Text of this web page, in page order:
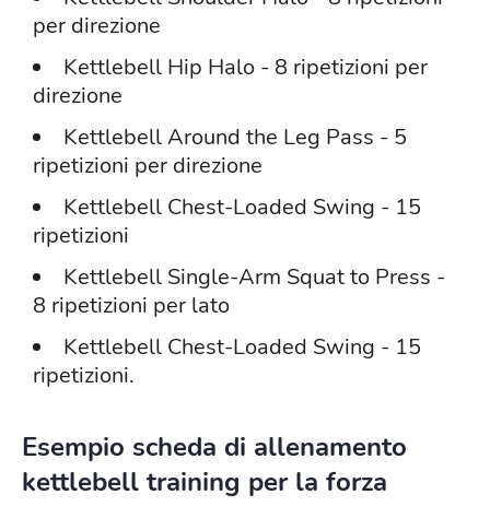
per direzione
Kettlebell Hip Halo - 8 ripetizioni per
direzione
Kettlebell Around the Leg Pass - 5
ripetizioni per direzione
Kettlebell Chest-Loaded Swing - 15
ripetizioni
Kettlebell Single-Arm Squat to Press -
8 ripetizioni per lato
Kettlebell Chest-Loaded Swing - 15
ripetizioni.
Esempio scheda di allenamento
kettlebell training per la forza